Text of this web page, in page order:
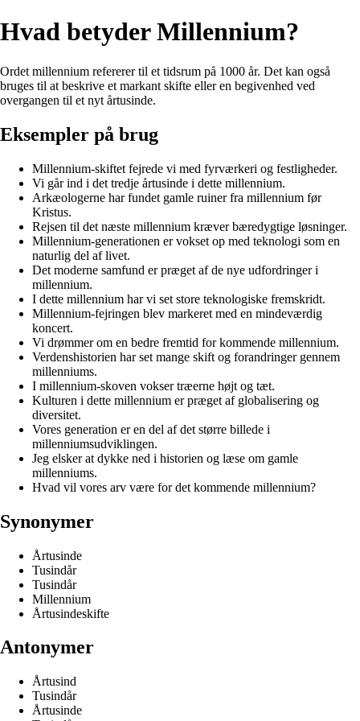
Hvad betyder Millennium?
Ordet millennium refererer til et tidsrum på 1000 år. Det kan også
bruges til at beskrive et markant skifte eller en begivenhed ved
overgangen til et nyt årtusinde.
Eksempler på brug
Millennium-skiftet fejrede vi med fyrværkeri og festligheder.
Vi går ind i det tredje årtusinde i dette millennium.
Arkæologerne har fundet gamle ruiner fra millennium før
Kristus.
Rejsen til det næste millennium kræver bæredygtige løsninger.
Millennium-generationen er vokset op med teknologi som en
naturlig del af livet.
Det moderne samfund er præget af de nye udfordringer i
millennium.
I dette millennium har vi set store teknologiske fremskridt.
Millennium-fejringen blev markeret med en mindeværdig
koncert.
Vi drømmer om en bedre fremtid for kommende millennium.
Verdenshistorien har set mange skift og forandringer gennem
millenniums.
I millennium-skoven vokser træerne højt og tæt.
Kulturen i dette millennium er præget af globalisering og
diversitet.
Vores generation er en del af det større billede i
millenniumsudviklingen.
Jeg elsker at dykke ned i historien og læse om gamle
millenniums.
Hvad vil vores arv være for det kommende millennium?
Synonymer
Årtusinde
Tusindår
Tusindår
Millennium
Årtusindeskifte
Antonymer
Årtusind
Tusindår
Årtusinde